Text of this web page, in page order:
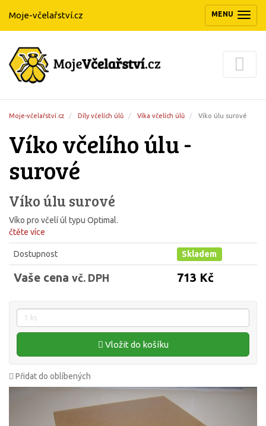
Moje-včelařství.cz Díly včelích úlů Víka včelích úlů Víko úlu surové
Víko včelího úlu -
surové
Víko úlu surové
Víko pro včelí úl typu Optimal.
čtěte více
Dostupnost Skladem
Vaše cena vč. DPH 713 Kč
Vložit do košíku
Přidat do oblíbených
MENU
Moje-včelařství.cz